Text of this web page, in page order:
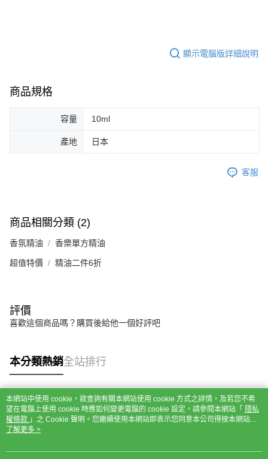
顯示電腦版詳細說明
商品規格
容量 10ml
產地 日本
客服
商品相關分類 (2)
香氛精油 香樂單方精油
超值特價 精油二件6折
評價
喜歡這個商品嗎？購買後給他一個好評吧
本分類熱銷全站排行
熱門標籤
本網站中使用 cookie，欲查詢有關本網站使用 cookie 方式之詳情，及若您不希
望在電腦上使用 cookie 時應如何變更電腦的 cookie 設定，請參閱本網站「 隱私
權條款 」之 Cookie 聲明。您繼續使用本網站即表示您同意本公司得按本網站使
用條款之 Cookie 聲明使用 cookie。
了解更多 >